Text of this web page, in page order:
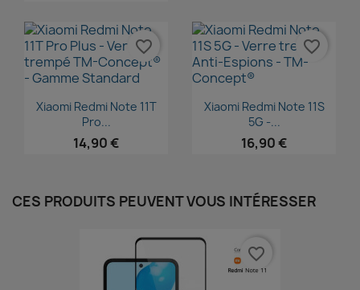
Aperçu rapide
Xiaomi Redmi Note 11T
Pro...
14,90 €
favorite_border
Aperçu rapide
Xiaomi Redmi Note 11S
5G -...
16,90 €
favorite_border
CES PRODUITS PEUVENT VOUS INTÉRESSER
favorite_border